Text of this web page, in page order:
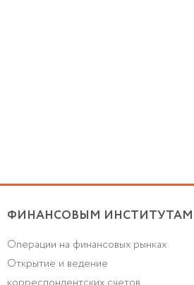
ФИНАНСОВЫМ ИНСТИТУТАМ
Операции на финансовых рынках
Открытие и ведение